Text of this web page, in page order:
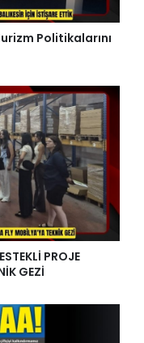
Politikalarını
PROJE
GEZİ